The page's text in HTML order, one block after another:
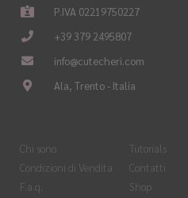
P.IVA 02219750227
+39 379 2495807
info@cutecheri.com
Ala, Trento - Italia
Chi sono
Condizioni di Vendita
F.a.q.
Tutorials
Contatti
Shop